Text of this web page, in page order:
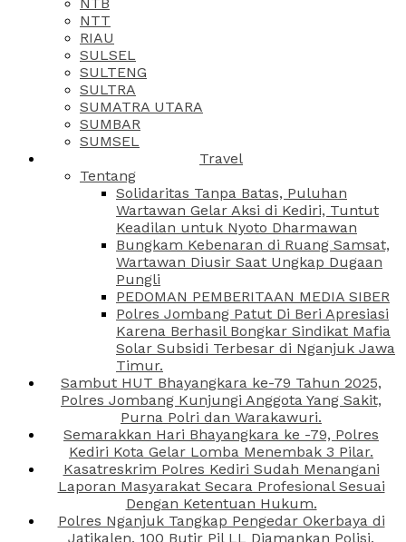
NTT
RIAU
SULSEL
SULTENG
SULTRA
SUMATRA UTARA
SUMBAR
SUMSEL
Travel
Tentang
Solidaritas Tanpa Batas, Puluhan
Wartawan Gelar Aksi di Kediri, Tuntut
Keadilan untuk Nyoto Dharmawan
Bungkam Kebenaran di Ruang Samsat,
Wartawan Diusir Saat Ungkap Dugaan
Pungli
PEDOMAN PEMBERITAAN MEDIA SIBER
Polres Jombang Patut Di Beri Apresiasi
Karena Berhasil Bongkar Sindikat Mafia
Solar Subsidi Terbesar di Nganjuk Jawa
Timur.
Sambut HUT Bhayangkara ke-79 Tahun 2025,
Polres Jombang Kunjungi Anggota Yang Sakit,
Purna Polri dan Warakawuri.
Semarakkan Hari Bhayangkara ke -79, Polres
Kediri Kota Gelar Lomba Menembak 3 Pilar.
Kasatreskrim Polres Kediri Sudah Menangani
Laporan Masyarakat Secara Profesional Sesuai
Dengan Ketentuan Hukum.
Polres Nganjuk Tangkap Pengedar Okerbaya di
Jatikalen, 100 Butir Pil LL Diamankan Polisi.